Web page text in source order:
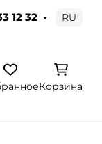
12 32 RU
Корзина